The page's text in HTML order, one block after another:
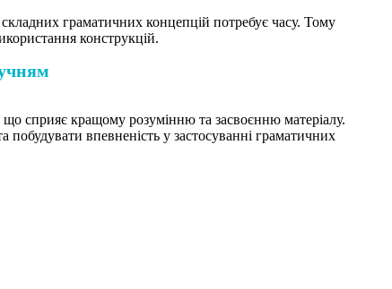
граматичних концепцій потребує часу. Тому
конструкцій.
сприяє кращому розумінню та засвоєнню матеріалу.
побудувати впевненість у застосуванні граматичних